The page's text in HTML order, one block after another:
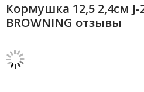
Кормушка 12,5 2,4см J-
BROWNING отзывы